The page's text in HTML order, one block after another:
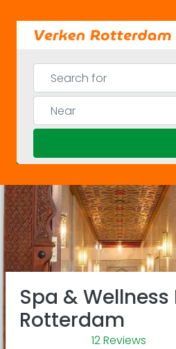
content
Search for
Near
Previous
Spa &
Rotterdam
12 Reviews